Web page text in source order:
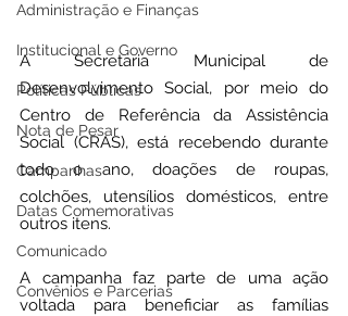
Administração e Finanças
Institucional e Governo
Políticas Públicas
Nota de Pesar
Campanhas
Datas Comemorativas
Comunicado
Convênios e Parcerias
A Secretaria Municipal de
Desenvolvimento Social, por meio do
Centro de Referência da Assistência
Social (CRAS), está recebendo durante
todo o ano, doações de roupas,
colchões, utensílios domésticos, entre
outros itens.
A campanha faz parte de uma ação
voltada para beneficiar as famílias